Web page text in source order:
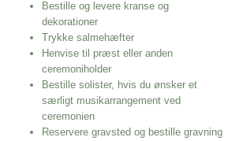
Bestille og levere kranse og
dekorationer
Trykke salmehæfter
Henvise til præst eller anden
ceremoniholder
Bestille solister, hvis du ønsker et
særligt musikarrangement ved
ceremonien
Reservere gravsted og bestille gravning